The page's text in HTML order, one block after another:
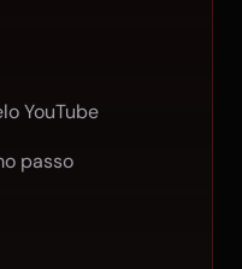
YouTube
passo